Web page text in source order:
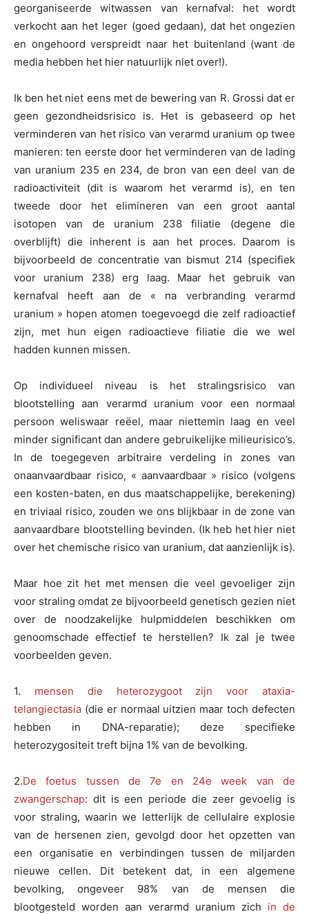
georganiseerde witwassen van kernafval: het wordt
verkocht aan het leger (goed gedaan), dat het ongezien
en ongehoord verspreidt naar het buitenland (want de
media hebben het hier natuurlijk niet over!).
Ik ben het niet eens met de bewering van R. Grossi dat er
geen gezondheidsrisico is. Het is gebaseerd op het
verminderen van het risico van verarmd uranium op twee
manieren: ten eerste door het verminderen van de lading
van uranium 235 en 234, de bron van een deel van de
radioactiviteit (dit is waarom het verarmd is), en ten
tweede door het elimineren van een groot aantal
isotopen van de uranium 238 filiatie (degene die
overblijft) die inherent is aan het proces. Daarom is
bijvoorbeeld de concentratie van bismut 214 (specifiek
voor uranium 238) erg laag. Maar het gebruik van
kernafval heeft aan de « na verbranding verarmd
uranium » hopen atomen toegevoegd die zelf radioactief
zijn, met hun eigen radioactieve filiatie die we wel
hadden kunnen missen.
Op individueel niveau is het stralingsrisico van
blootstelling aan verarmd uranium voor een normaal
persoon weliswaar reëel, maar niettemin laag en veel
minder significant dan andere gebruikelijke milieurisico’s.
In de toegegeven arbitraire verdeling in zones van
onaanvaardbaar risico, « aanvaardbaar » risico (volgens
een kosten-baten, en dus maatschappelijke, berekening)
en triviaal risico, zouden we ons blijkbaar in de zone van
aanvaardbare blootstelling bevinden. (Ik heb het hier niet
over het chemische risico van uranium, dat aanzienlijk is).
Maar hoe zit het met mensen die veel gevoeliger zijn
voor straling omdat ze bijvoorbeeld genetisch gezien niet
over de noodzakelijke hulpmiddelen beschikken om
genoomschade effectief te herstellen? Ik zal je twee
voorbeelden geven.
1. mensen die heterozygoot zijn voor ataxia-
telangiectasia (die er normaal uitzien maar toch defecten
hebben in DNA-reparatie); deze specifieke
heterozygositeit treft bijna 1% van de bevolking.
2.De foetus tussen de 7e en 24e week van de
zwangerschap: dit is een periode die zeer gevoelig is
voor straling, waarin we letterlijk de cellulaire explosie
van de hersenen zien, gevolgd door het opzetten van
een organisatie en verbindingen tussen de miljarden
nieuwe cellen. Dit betekent dat, in een algemene
bevolking, ongeveer 98% van de mensen die
blootgesteld worden aan verarmd uranium zich in de